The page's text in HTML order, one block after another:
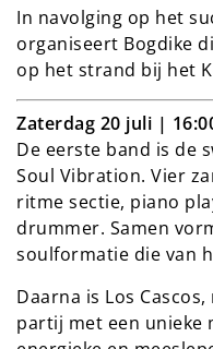
In navolging op het
organiseert Bogdike
op het strand bij het
Zaterdag 20 juli |
De eerste band is de
Soul Vibration. Vier
ritme sectie, piano
drummer. Samen
soulformatie die van
Daarna is Los
partij met een unieke